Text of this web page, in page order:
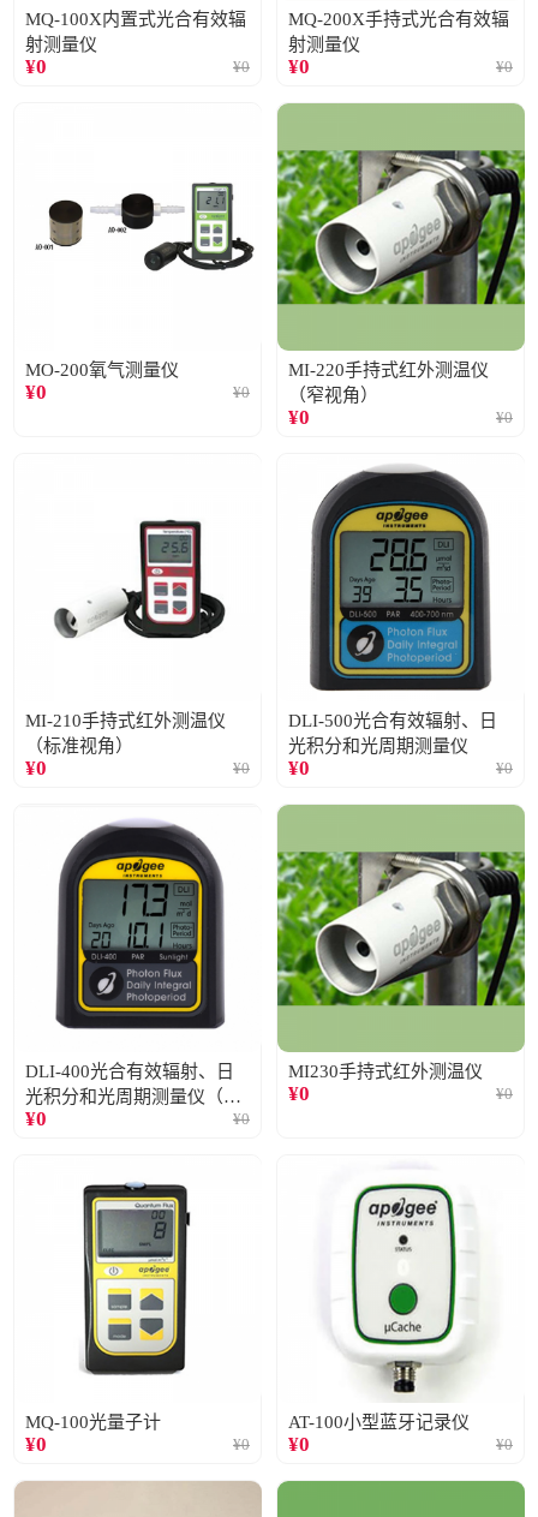
MQ-100X内置式光合有效辐
射测量仪
¥0 ¥0
MQ-200X手持式光合有效辐
射测量仪
¥0 ¥0
MO-200氧气测量仪
¥0 ¥0
MI-220手持式红外测温仪
（窄视角）
¥0 ¥0
MI-210手持式红外测温仪
（标准视角）
¥0 ¥0
DLI-500光合有效辐射、日
光积分和光周期测量仪
¥0 ¥0
DLI-400光合有效辐射、日
光积分和光周期测量仪（仅
阳光）
¥0 ¥0
MI230手持式红外测温仪
¥0 ¥0
MQ-100光量子计
¥0 ¥0
AT-100小型蓝牙记录仪
¥0 ¥0